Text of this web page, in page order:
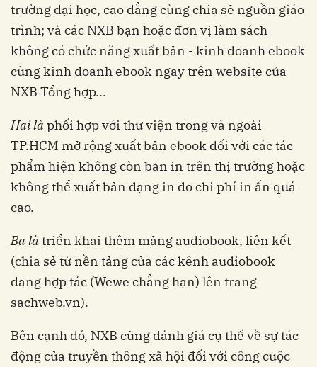
trường đại học, cao đẳng cùng chia sẻ nguồn giáo
trình; và các NXB bạn hoặc đơn vị làm sách
không có chức năng xuất bản - kinh doanh ebook
cùng kinh doanh ebook ngay trên website của
NXB Tổng hợp...
Hai làphối hợp với thư viện trong và ngoài
TP.HCM mở rộng xuất bản ebook đối với các tác
phẩm hiện không còn bản in trên thị trường hoặc
không thể xuất bản dạng in do chi phí in ấn quá
cao.
Ba làtriển khai thêm mảng audiobook, liên kết
(chia sẻ từ nền tảng của các kênh audiobook
đang hợp tác (Wewe chẳng hạn) lên trang
sachweb.vn).
Bên cạnh đó, NXB cũng đánh giá cụ thể về sự tác
động của truyền thông xã hội đối với công cuộc